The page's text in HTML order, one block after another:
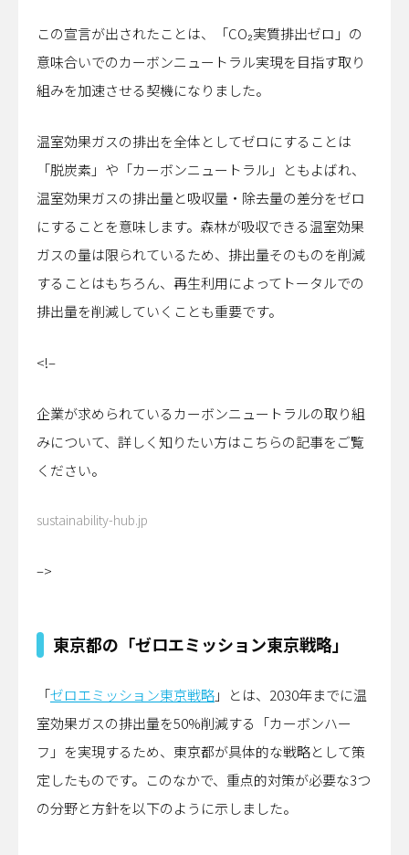
この宣言が出されたことは、「CO₂実質排出ゼロ」の
意味合いでのカーボンニュートラル実現を目指す取り
組みを加速させる契機になりました。
温室効果ガスの排出を全体としてゼロにすることは
「脱炭素」や「カーボンニュートラル」ともよばれ、
温室効果ガスの排出量と吸収量・除去量の差分をゼロ
にすることを意味します。森林が吸収できる温室効果
ガスの量は限られているため、排出量そのものを削減
することはもちろん、再生利用によってトータルでの
排出量を削減していくことも重要です。
<!–
企業が求められているカーボンニュートラルの取り組
みについて、詳しく知りたい方はこちらの記事をご覧
ください。
sustainability-hub.jp
–>
東京都の「ゼロエミッション東京戦略」
「ゼロエミッション東京戦略」とは、2030年までに温
室効果ガスの排出量を50%削減する「カーボンハー
フ」を実現するため、東京都が具体的な戦略として策
定したものです。このなかで、重点的対策が必要な3つ
の分野と方針を以下のように示しました。